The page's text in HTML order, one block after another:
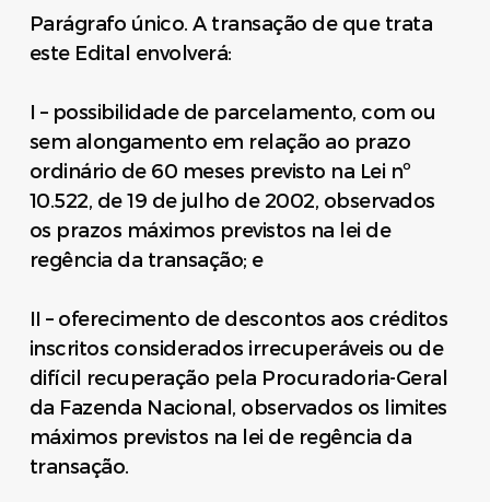
Parágrafo único. A transação de que trata
este Edital envolverá:
I – possibilidade de parcelamento, com ou
sem alongamento em relação ao prazo
ordinário de 60 meses previsto na Lei nº
10.522, de 19 de julho de 2002, observados
os prazos máximos previstos na lei de
regência da transação; e
II – oferecimento de descontos aos créditos
inscritos considerados irrecuperáveis ou de
difícil recuperação pela Procuradoria-Geral
da Fazenda Nacional, observados os limites
máximos previstos na lei de regência da
transação.